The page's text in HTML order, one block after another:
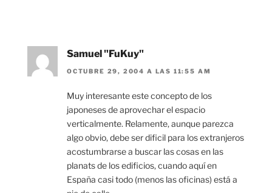
Samuel "FuKuy"
OCTUBRE 29, 2004 A LAS 11:55 AM
Muy interesante este concepto de los
japoneses de aprovechar el espacio
verticalmente. Relamente, aunque parezca
algo obvio, debe ser dificil para los extranjeros
acostumbrarse a buscar las cosas en las
planats de los edificios, cuando aquí en
España casi todo (menos las oficinas) está a